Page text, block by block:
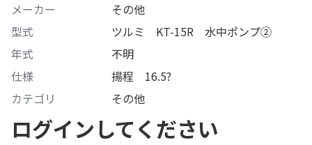
メーカー
その他
型式
ツルミ KT-15R 水中ポンプ②
年式
不明
仕様
揚程 16.5?
カテゴリ
その他
ログインしてください